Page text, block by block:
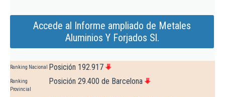
Accede al Informe ampliado de Metales
Aluminios Y Forjados Sl.
Ranking Nacional Posición 192.917
Ranking
Provincial
Posición 29.400 de Barcelona